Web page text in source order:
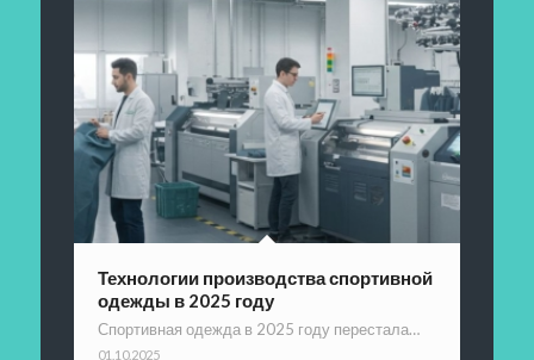
Технологии производства спортивной
одежды в 2025 году
Спортивная одежда в 2025 году перестала…
01.10.2025